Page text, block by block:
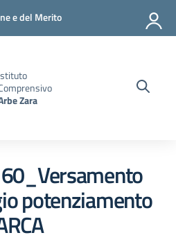
e del Merito
Zara
potenziamento